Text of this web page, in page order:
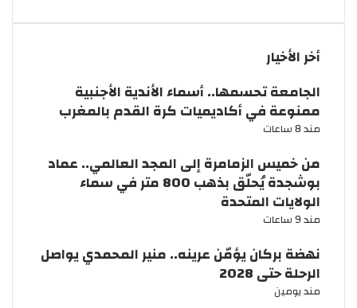
أخر الأخيار
الجامعة تحسمها.. أسماء الأندية الأجنبية
ممنوعة في أكاديميات كرة القدم بالمغرب
مند 8 ساعات
من خميس الزمامرة إلى المجد العالمي.. عماد
بوشجدة يُحلّق بذهب 800 متر في سماء
الولايات المتحدة
مند 9 ساعات
نهضة بركان يؤمّن عرينه.. منير المحمدي يواصل
الرحلة حتى 2028
مند يومين